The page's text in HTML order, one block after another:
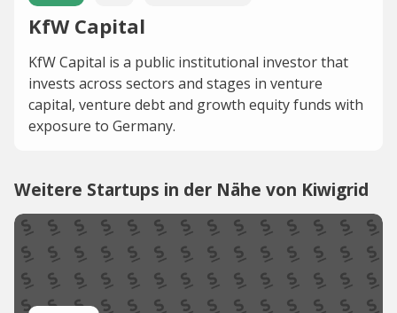
KfW Capital
KfW Capital is a public institutional investor that
invests across sectors and stages in venture
capital, venture debt and growth equity funds with
exposure to Germany.
Weitere Startups in der Nähe von Kiwigrid